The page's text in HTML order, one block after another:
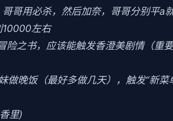
哥用必杀，然后加奈，哥哥分别平
10000左右
险之书，应该能触发香澄美剧情（
晚饭（最好多做几天），触发“新
里)